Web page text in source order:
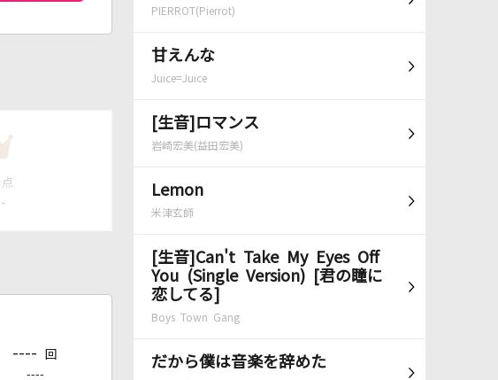
PIERROT(Pierrot)
甘えんな
Juice=Juice
[生音]ロマンス
岩崎宏美(益田宏美)
Lemon
米津玄師
[生音]Can't Take My Eyes Off
You (Single Version) [君の瞳に
恋してる]
Boys Town Gang
だから僕は音楽を辞めた
点
---- 回
----